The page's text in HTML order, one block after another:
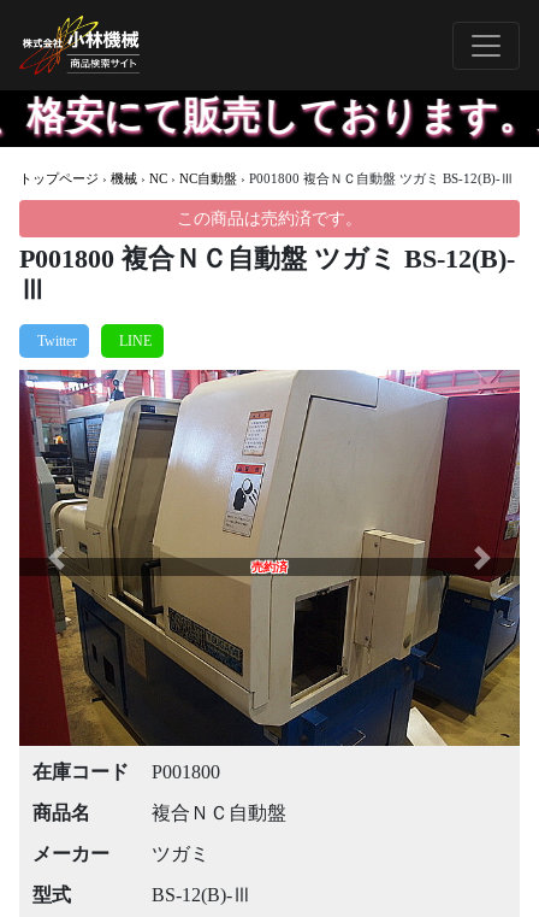
販売しております。見積
トップページ › 機械 › NC › NC自動盤 › P001800 複合ＮＣ自動盤 ツガミ BS-12(B)-Ⅲ
この商品は売約済です。
P001800 複合ＮＣ自動盤 ツガミ BS-12(B)-
Ⅲ
売約済
Previous Next
在庫コード
P001800
商品名
複合ＮＣ自動盤
メーカー
ツガミ
型式
BS-12(B)-Ⅲ